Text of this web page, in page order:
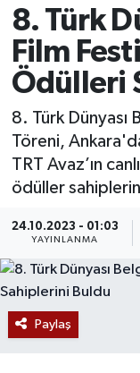
8. Türk
Film
Ödülleri
8. Türk Dünyası
Töreni,
TRT Avaz’ın
ödüller
24.10.2023 - 01:03
YAYINLANMA
Paylaş
Alaplı
Asayiş
Bartın
Karabük
Devrek
Bolu
ÇEVRE
Tüm
Son Dakika
Haber Arşivi